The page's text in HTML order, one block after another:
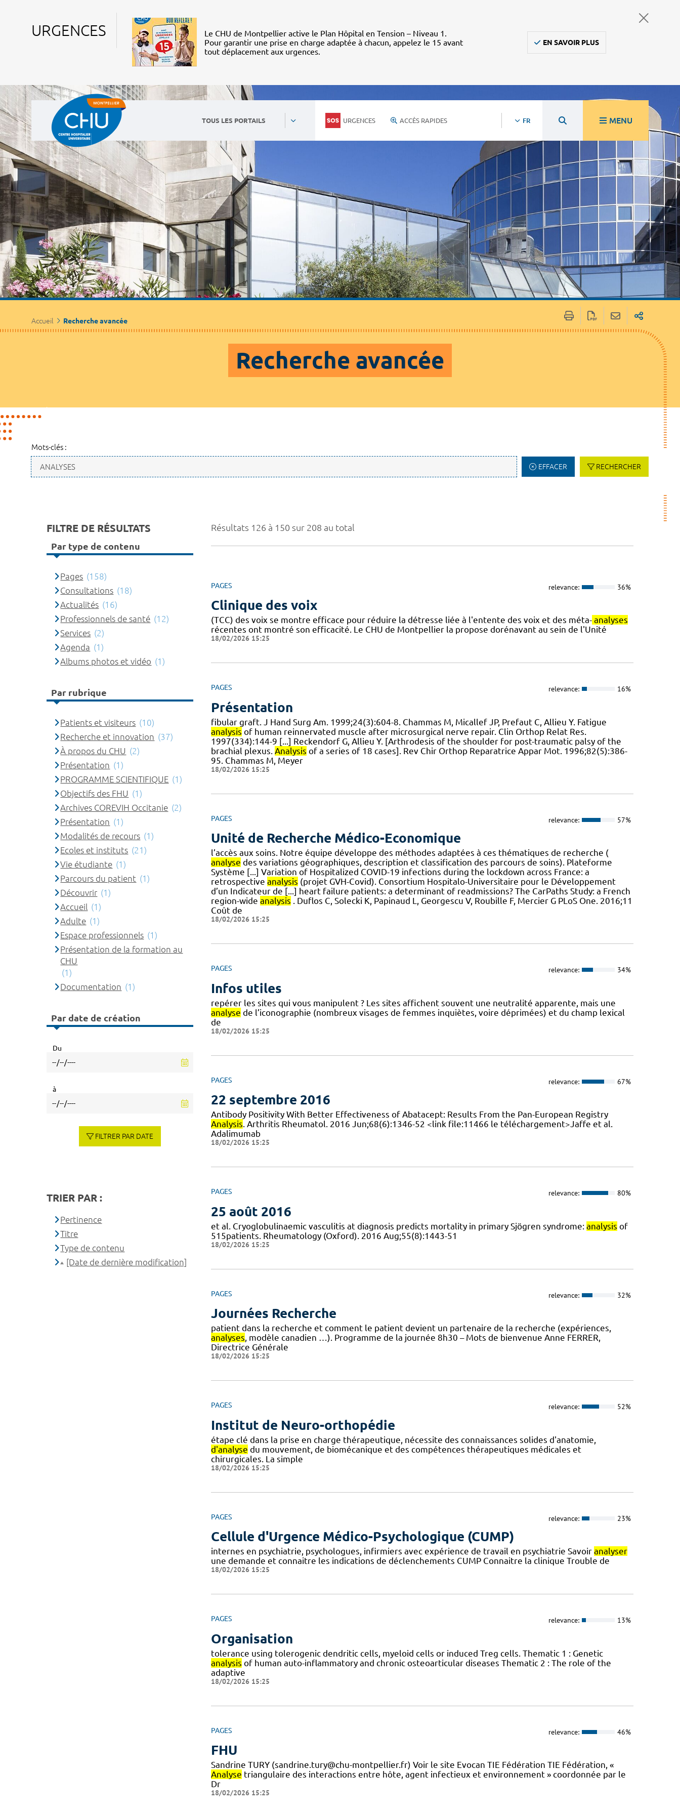
URGENCES
Le CHU de Montpellier active le Plan Hôpital en Tension – Niveau 1.
Pour garantir une prise en charge adaptée à chacun, appelez le 15 avant
tout déplacement aux urgences.
EN SAVOIR PLUS
TOUS LES PORTAILS URGENCES ACCÈS RAPIDES FR MENU
Accueil Recherche avancée
Recherche avancée
Mots-clés :
EFFACER RECHERCHER
Résultats 126 à 150 sur 208 au total
PAGES relevance: 36%
Clinique des voix
(TCC) des voix se montre efficace pour réduire la détresse liée à l'entente des voix et des méta- analyses
récentes ont montré son efficacité. Le CHU de Montpellier la propose dorénavant au sein de l'Unité
18/02/2026 15:25
PAGES relevance: 16%
Présentation
fibular graft. J Hand Surg Am. 1999;24(3):604-8. Chammas M, Micallef JP, Prefaut C, Allieu Y. Fatigue
analysis of human reinnervated muscle after microsurgical nerve repair. Clin Orthop Relat Res.
1997(334):144-9 [...] Reckendorf G, Allieu Y. [Arthrodesis of the shoulder for post-traumatic palsy of the
brachial plexus. Analysis of a series of 18 cases]. Rev Chir Orthop Reparatrice Appar Mot. 1996;82(5):386-
95. Chammas M, Meyer
18/02/2026 15:25
PAGES relevance: 57%
Unité de Recherche Médico-Economique
l’accès aux soins. Notre équipe développe des méthodes adaptées à ces thématiques de recherche (
analyse des variations géographiques, description et classification des parcours de soins). Plateforme
Système [...] Variation of Hospitalized COVID-19 infections during the lockdown across France: a
retrospective analysis (projet GVH-Covid). Consortium Hospitalo-Universitaire pour le Développement
d’un Indicateur de [...] heart failure patients: a determinant of readmissions? The CarPaths Study: a French
region-wide analysis . Duflos C, Solecki K, Papinaud L, Georgescu V, Roubille F, Mercier G PLoS One. 2016;11
Coût de
18/02/2026 15:25
PAGES relevance: 34%
Infos utiles
repérer les sites qui vous manipulent ? Les sites affichent souvent une neutralité apparente, mais une
analyse de l’iconographie (nombreux visages de femmes inquiètes, voire déprimées) et du champ lexical
de
18/02/2026 15:25
PAGES relevance: 67%
22 septembre 2016
Antibody Positivity With Better Effectiveness of Abatacept: Results From the Pan-European Registry
Analysis. Arthritis Rheumatol. 2016 Jun;68(6):1346-52 <link file:11466 le téléchargement>Jaffe et al.
Adalimumab
18/02/2026 15:25
PAGES relevance: 80%
25 août 2016
et al. Cryoglobulinaemic vasculitis at diagnosis predicts mortality in primary Sjögren syndrome: analysis of
515patients. Rheumatology (Oxford). 2016 Aug;55(8):1443-51
18/02/2026 15:25
PAGES relevance: 32%
Journées Recherche
patient dans la recherche et comment le patient devient un partenaire de la recherche (expériences,
analyses, modèle canadien …). Programme de la journée 8h30 – Mots de bienvenue Anne FERRER,
Directrice Générale
18/02/2026 15:25
PAGES relevance: 52%
Institut de Neuro-orthopédie
étape clé dans la prise en charge thérapeutique, nécessite des connaissances solides d'anatomie,
d'analyse du mouvement, de biomécanique et des compétences thérapeutiques médicales et
chirurgicales. La simple
18/02/2026 15:25
PAGES relevance: 23%
Cellule d'Urgence Médico-Psychologique (CUMP)
internes en psychiatrie, psychologues, infirmiers avec expérience de travail en psychiatrie Savoir analyser
une demande et connaitre les indications de déclenchements CUMP Connaitre la clinique Trouble de
18/02/2026 15:25
PAGES relevance: 13%
Organisation
tolerance using tolerogenic dendritic cells, myeloid cells or induced Treg cells. Thematic 1 : Genetic
analysis of human auto-inflammatory and chronic osteoarticular diseases Thematic 2 : The role of the
adaptive
18/02/2026 15:25
PAGES relevance: 46%
FHU
Sandrine TURY (sandrine.tury@chu-montpellier.fr) Voir le site Evocan TIE Fédération TIE Fédération, «
Analyse triangulaire des interactions entre hôte, agent infectieux et environnement » coordonnée par le
Dr
18/02/2026 15:25
FILTRE DE RÉSULTATS
Par type de contenu
Pages (158)
Consultations (18)
Actualités (16)
Professionnels de santé (12)
Services (2)
Agenda (1)
Albums photos et vidéo (1)
Par rubrique
Patients et visiteurs (10)
Recherche et innovation (37)
À propos du CHU (2)
Présentation (1)
PROGRAMME SCIENTIFIQUE (1)
Objectifs des FHU (1)
Archives COREVIH Occitanie (2)
Présentation (1)
Modalités de recours (1)
Ecoles et instituts (21)
Vie étudiante (1)
Parcours du patient (1)
Découvrir (1)
Accueil (1)
Adulte (1)
Espace professionnels (1)
Présentation de la formation au
CHU
(1)
Documentation (1)
Par date de création
Du
à
FILTRER PAR DATE
TRIER PAR :
Pertinence
Titre
Type de contenu
[Date de dernière modification]